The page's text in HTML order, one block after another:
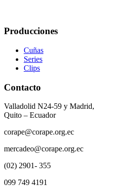
Producciones
Cuñas
Series
Clips
Contacto
Valladolid N24-59 y Madrid,
Quito – Ecuador
corape@corape.org.ec
mercadeo@corape.org.ec
(02) 2901- 355
099 749 4191